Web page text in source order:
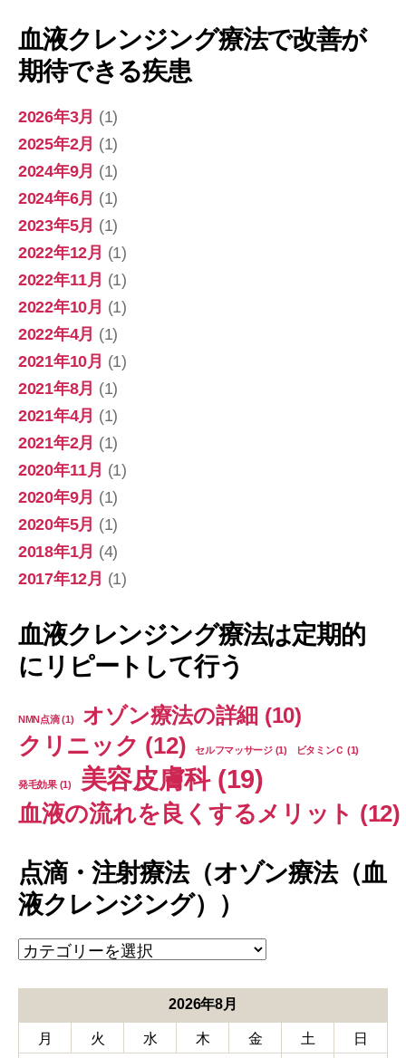
血液クレンジング療法で改善が
期待できる疾患
2026年3月 (1)
2025年2月 (1)
2024年9月 (1)
2024年6月 (1)
2023年5月 (1)
2022年12月 (1)
2022年11月 (1)
2022年10月 (1)
2022年4月 (1)
2021年10月 (1)
2021年8月 (1)
2021年4月 (1)
2021年2月 (1)
2020年11月 (1)
2020年9月 (1)
2020年5月 (1)
2018年1月 (4)
2017年12月 (1)
血液クレンジング療法は定期的
にリピートして行う
NMN点滴(1) オゾン療法の詳細 (10)
クリニック (12) セルフマッサージ(1) ビタミンＣ (1)
発毛効果(1) 美容皮膚科(19)
血液の流れを良くするメリット (12)
点滴・注射療法（オゾン療法（血
液クレンジング））
点
滴・
療
2026年8月
月 火 水 木 金 土 日